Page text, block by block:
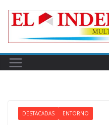
DESTACADAS ENTORNO